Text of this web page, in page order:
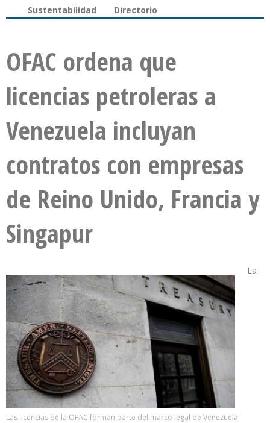
Sustentabilidad
Directorio
OFAC ordena que
licencias petroleras a
Venezuela incluyan
contratos con empresas
de Reino Unido, Francia y
Singapur
Las licencias de la OFAC forman parte del marco legal de Venezuela
La